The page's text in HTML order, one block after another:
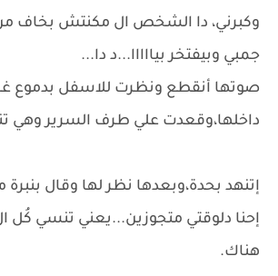
وكبرني، دا الشخص ال مكنتش بخاف
جمبي وبيفتخر بيااااا...د دا...
صوتها أنقطع ونظرت للاسفل بدموع
داخلها،وقعدت علي طرف السرير وهي
إتنهد بحدة،وبعدها نظر لها وقال بنبرة
إحنا دلوقتي متجوزين...يعني تنسي كُل
هناك.